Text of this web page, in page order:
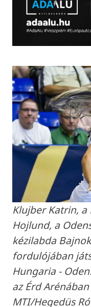
Klujber Katrin, a
Hojlund, a
kézilabda
fordulójában
Hungaria -
az Érd
MTI/Hegedüs